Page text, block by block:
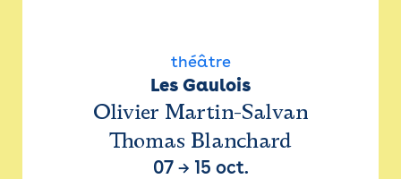
théâtre
Les Gaulois
Olivier Martin-Salvan
Thomas Blanchard
07→ 15 oct.